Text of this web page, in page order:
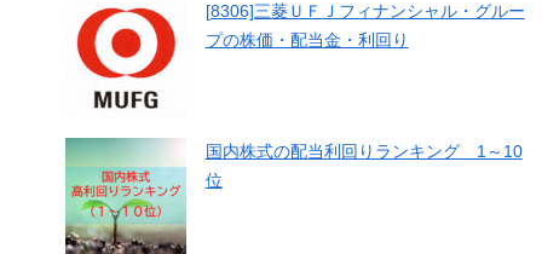
[8306]三菱ＵＦＪフィナンシャル・グルー
プの株価・配当金・利回り
国内株式の配当利回りランキング 1～10
位